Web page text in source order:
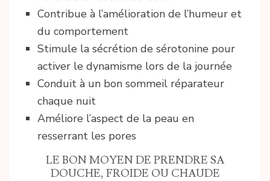
Contribue à l’amélioration de l’humeur et
du comportement
Stimule la sécrétion de sérotonine pour
activer le dynamisme lors de la journée
Conduit à un bon sommeil réparateur
chaque nuit
Améliore l’aspect de la peau en
resserrant les pores
LE BON MOYEN DE PRENDRE SA
DOUCHE, FROIDE OU CHAUDE